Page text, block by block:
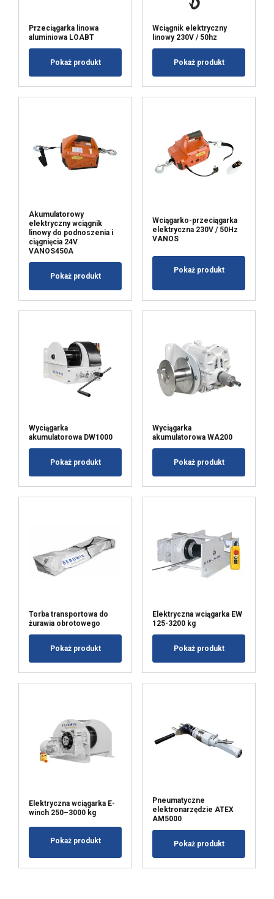
Przeciągarka linowa
aluminiowa LOABT
Pokaż produkt
Wciągnik elektryczny
linowy 230V / 50hz
Pokaż produkt
Akumulatorowy
elektryczny wciągnik
linowy do podnoszenia i
ciągnięcia 24V
VANOS450A
Pokaż produkt
Wciągarko-przeciągarka
elektryczna 230V / 50Hz
VANOS
Pokaż produkt
Wyciągarka
akumulatorowa DW1000
Pokaż produkt
Wyciągarka
akumulatorowa WA200
Pokaż produkt
Torba transportowa do
żurawia obrotowego
Pokaż produkt
Elektryczna wciągarka EW
125-3200 kg
Pokaż produkt
Elektryczna wciągarka E-
winch 250–3000 kg
Pokaż produkt
Pneumatyczne
elektronarzędzie ATEX
AM5000
Pokaż produkt
personalizacji treści, reklam i analizy
naszego ruchu. Udostępniamy również
informacje o tym, jak korzystasz z naszej
witryny, naszym partnerom reklamowym
korzystania przez Ciebie z ich usług.
Polityka prywatności
Wydajność
Targetowanie Funkcjonalność
Niesklasyfikowane
AKCEPTUJ WSZYSTKIE
ODRZUĆ WSZYSTKIE